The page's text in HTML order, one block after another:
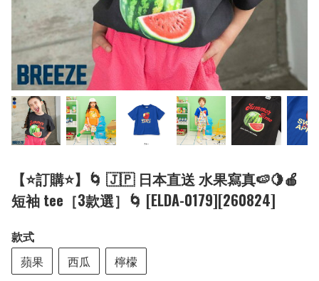
【⭐訂購⭐】🌀 🇯🇵 日本直送 水果寫真🍉🍋🍎
短袖 tee［3款選］🌀 [ELDA-0179][260824]
款式
蘋果
西瓜 檸檬